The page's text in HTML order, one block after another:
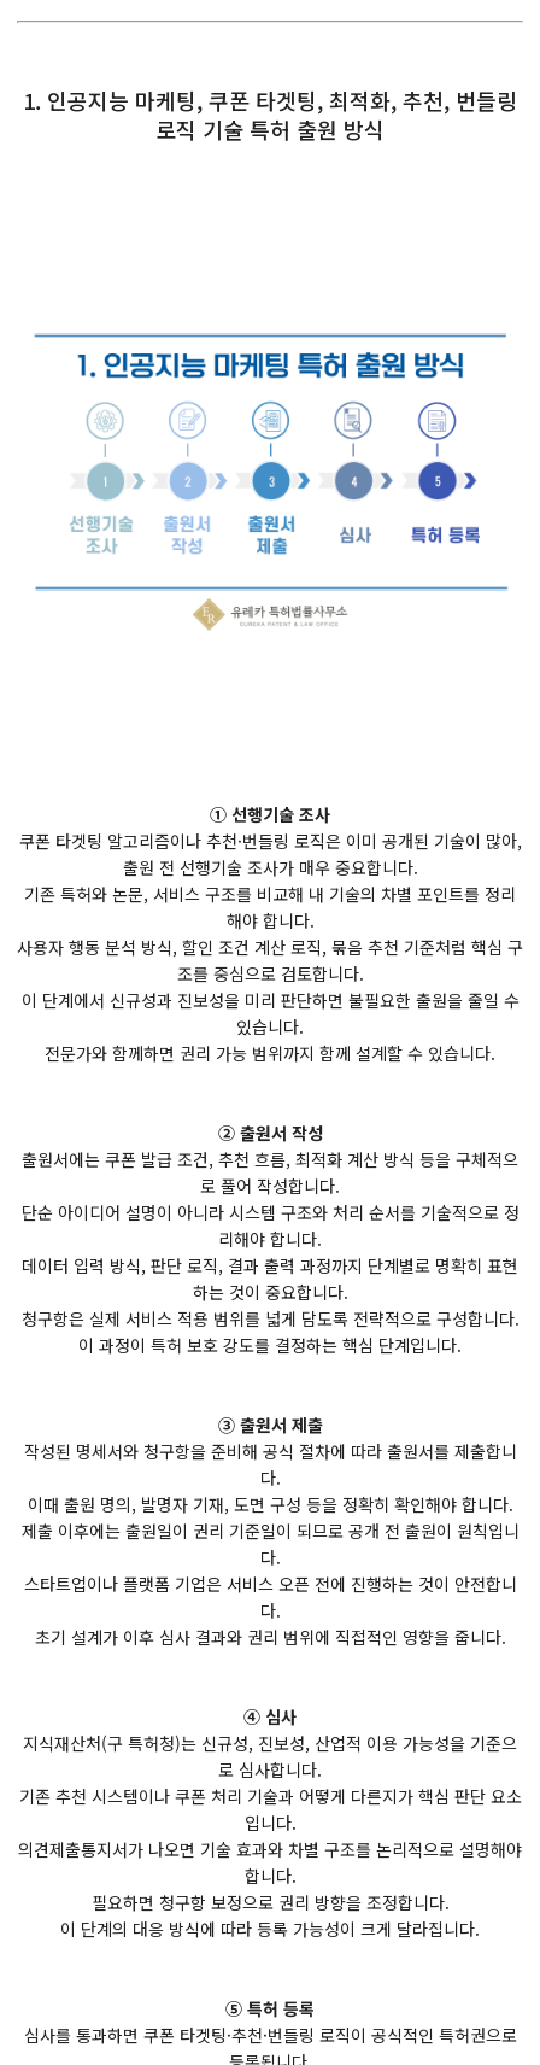
1. 인공지능 마케팅, 쿠폰 타겟팅, 최적화, 추천, 번들링
로직 기술 특허 출원 방식
① 선행기술 조사
쿠폰 타겟팅 알고리즘이나 추천·번들링 로직은 이미 공개된 기술이 많아,
출원 전 선행기술 조사가 매우 중요합니다.
기존 특허와 논문, 서비스 구조를 비교해 내 기술의 차별 포인트를 정리
해야 합니다.
사용자 행동 분석 방식, 할인 조건 계산 로직, 묶음 추천 기준처럼 핵심 구
조를 중심으로 검토합니다.
이 단계에서 신규성과 진보성을 미리 판단하면 불필요한 출원을 줄일 수
있습니다.
전문가와 함께하면 권리 가능 범위까지 함께 설계할 수 있습니다.
② 출원서 작성
출원서에는 쿠폰 발급 조건, 추천 흐름, 최적화 계산 방식 등을 구체적으
로 풀어 작성합니다.
단순 아이디어 설명이 아니라 시스템 구조와 처리 순서를 기술적으로 정
리해야 합니다.
데이터 입력 방식, 판단 로직, 결과 출력 과정까지 단계별로 명확히 표현
하는 것이 중요합니다.
청구항은 실제 서비스 적용 범위를 넓게 담도록 전략적으로 구성합니다.
이 과정이 특허 보호 강도를 결정하는 핵심 단계입니다.
③ 출원서 제출
작성된 명세서와 청구항을 준비해 공식 절차에 따라 출원서를 제출합니
다.
이때 출원 명의, 발명자 기재, 도면 구성 등을 정확히 확인해야 합니다.
제출 이후에는 출원일이 권리 기준일이 되므로 공개 전 출원이 원칙입니
다.
스타트업이나 플랫폼 기업은 서비스 오픈 전에 진행하는 것이 안전합니
다.
초기 설계가 이후 심사 결과와 권리 범위에 직접적인 영향을 줍니다.
④ 심사
지식재산처(구 특허청)는 신규성, 진보성, 산업적 이용 가능성을 기준으
로 심사합니다.
기존 추천 시스템이나 쿠폰 처리 기술과 어떻게 다른지가 핵심 판단 요소
입니다.
의견제출통지서가 나오면 기술 효과와 차별 구조를 논리적으로 설명해야
합니다.
필요하면 청구항 보정으로 권리 방향을 조정합니다.
이 단계의 대응 방식에 따라 등록 가능성이 크게 달라집니다.
⑤ 특허 등록
심사를 통과하면 쿠폰 타겟팅·추천·번들링 로직이 공식적인 특허권으로